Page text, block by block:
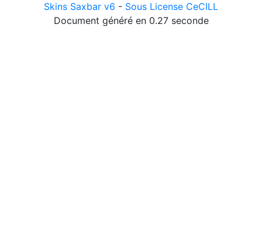
Skins Saxbar v6 - Sous License CeCILL
Document généré en 0.27 seconde